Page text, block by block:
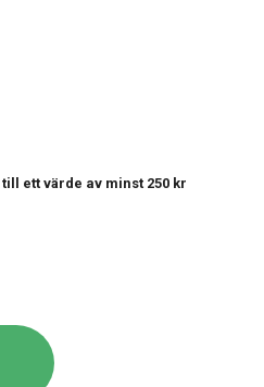
till ett värde av minst 250 kr